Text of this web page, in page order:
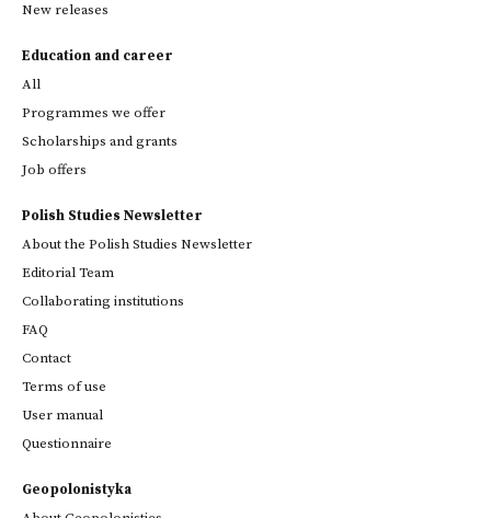
New releases
Education and career
All
Programmes we offer
Scholarships and grants
Job offers
Polish Studies Newsletter
About the Polish Studies Newsletter
Editorial Team
Collaborating institutions
FAQ
Contact
Terms of use
User manual
Questionnaire
Geopolonistyka